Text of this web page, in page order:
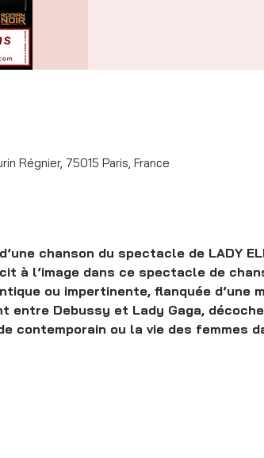
Régnier, 75015 Paris, France
chanson du spectacle de LADY
à l’image dans ce spectacle de
ou impertinente, flanquée d’une
Debussy et Lady Gaga,
contemporain ou la vie des femmes